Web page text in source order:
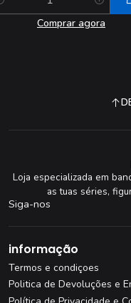
Comprar agora
Loja especializada em
as tuas séries,
Siga-nos
informação
Termos e condiçoes
Politica de Devoluções e